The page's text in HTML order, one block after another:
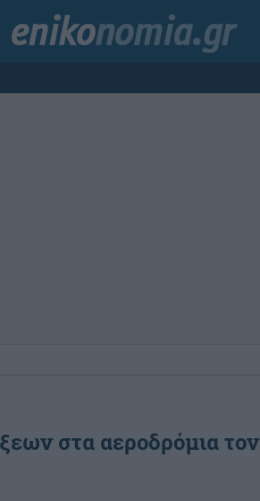
στα αεροδρόμια τον